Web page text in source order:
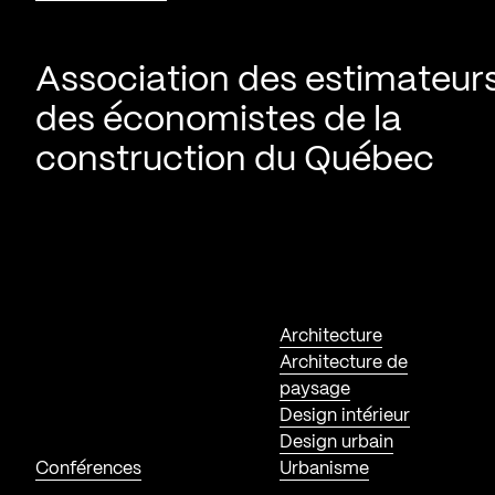
Association des
des économistes de la
construction du Québec
Conférences
Architecture
Architecture de
paysage
Design intérieur
Design urbain
Urbanisme